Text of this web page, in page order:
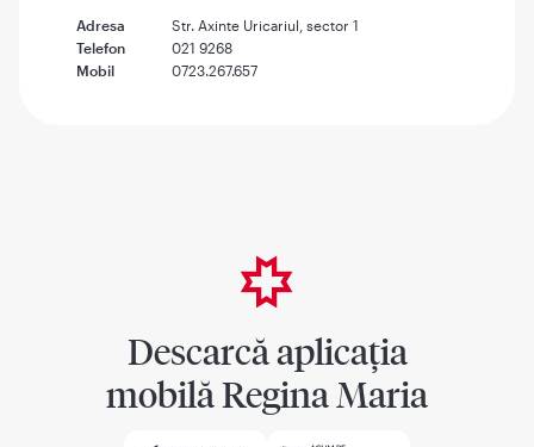
Adresa
Str. Axinte Uricariul, sector 1
Telefon
021 9268
Mobil
0723.267.657
Descarcă aplicația
mobilă Regina Maria